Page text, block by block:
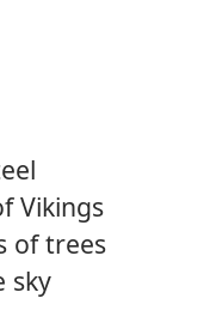
Vikings
of trees
sky